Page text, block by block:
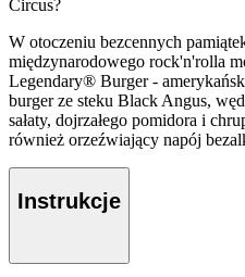
Circus?
W otoczeniu bezcennych
międzynarodowego rock'n'rolla
Legendary® Burger -
burger ze steku Black Angus,
sałaty, dojrzałego pomidora i
również orzeźwiający napój
Instrukcje